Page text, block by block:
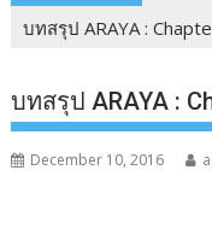
บทสรุป ARAYA :
บทสรุป ARAYA :
December 10, 2016